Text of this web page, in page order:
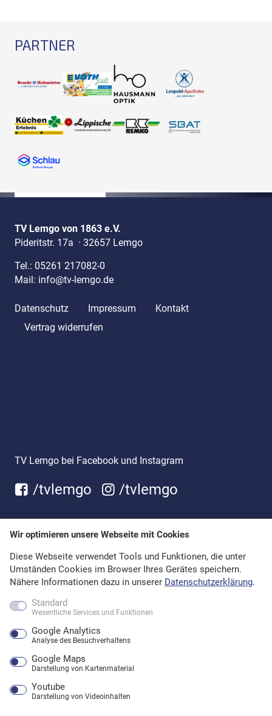
PARTNER
TV Lemgo von 1863 e.V.
Pideritstr. 17a · 32657 Lemgo
Tel.: 05261 217082-0
Mail: info@tv-lemgo.de
Datenschutz Impressum
Kontakt
Vertrag widerrufen
TV Lemgo bei Facebook und Instagram
/tvlemgo /tvlemgo
Wir optimieren unsere Webseite mit Cookies
Diese Webseite verwendet Tools und Funktionen, die unter
Umständen Cookies im Browser Ihres Gerätes speichern.
Nähere Informationen dazu in unserer Datenschutzerklärung.
Standard
Wesentliche Services und Funktionen
Google Analytics
Analyse des Besuchverhaltens
Google Maps
Darstellung von Kartenmaterial
Youtube
Darstellung von Videoinhalten